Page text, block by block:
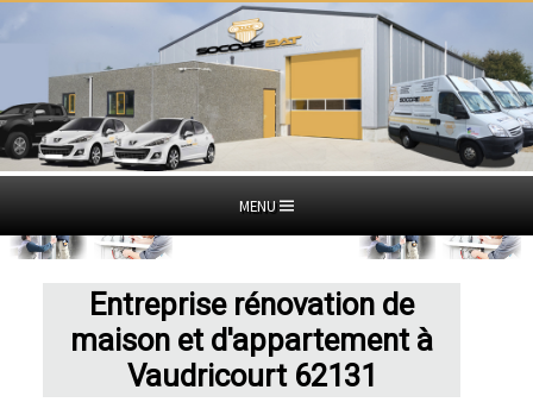
MENU
Entreprise rénovation de
maison et d'appartement à
Vaudricourt 62131